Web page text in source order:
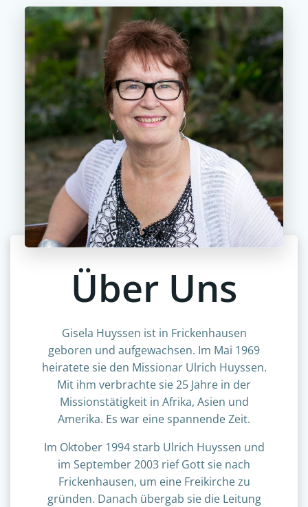
Über Uns
Gisela Huyssen ist in Frickenhausen
geboren und aufgewachsen. Im Mai 1969
heiratete sie den Missionar Ulrich Huyssen.
Mit ihm verbrachte sie 25 Jahre in der
Missionstätigkeit in Afrika, Asien und
Amerika. Es war eine spannende Zeit.
Im Oktober 1994 starb Ulrich Huyssen und
im September 2003 rief Gott sie nach
Frickenhausen, um eine Freikirche zu
gründen. Danach übergab sie die Leitung